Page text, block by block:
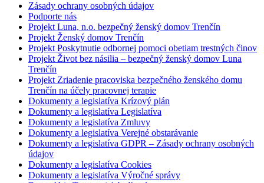
Zásady ochrany osobných údajov
Podporte nás
Projekt Luna, n.o. bezpečný ženský domov Trenčín
Projekt Ženský domov Trenčín
Projekt Poskytnutie odbornej pomoci obetiam trestných činov
Projekt Život bez násilia – bezpečný ženský domov Luna
Trenčín
Projekt Zriadenie pracoviska bezpečného ženského domu
Trenčín na účely pracovnej terapie
Dokumenty a legislatíva Krízový plán
Dokumenty a legislatíva Legislatíva
Dokumenty a legislatíva Zmluvy
Dokumenty a legislatíva Verejné obstarávanie
Dokumenty a legislatíva GDPR – Zásady ochrany osobných
údajov
Dokumenty a legislatíva Cookies
Dokumenty a legislatíva Výročné správy